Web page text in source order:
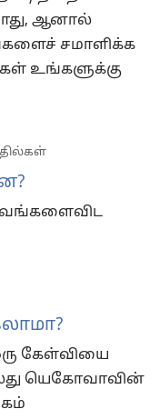
ஆனால்
சமாளிக்க
உங்களுக்கு
கேள்வியை
யெகோவாவின்